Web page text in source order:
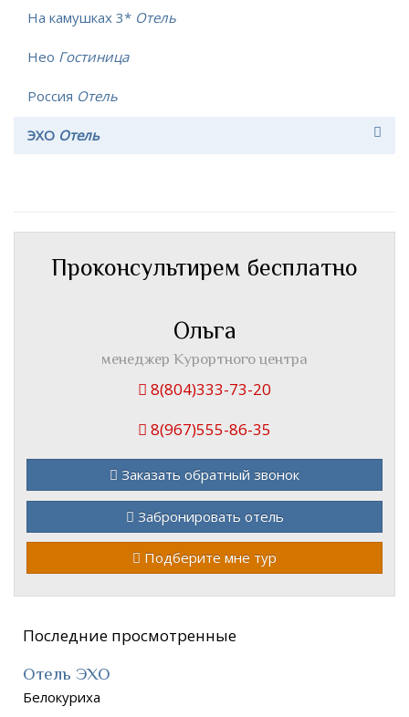
На камушках 3* Отель
Нео Гостиница
Россия Отель
ЭХО Отель
Проконсультирем бесплатно
Ольга
менеджер Курортного центра
8(804)333-73-20
8(967)555-86-35
Заказать обратный звонок
Забронировать отель
Подберите мне тур
Последние просмотренные
Отель ЭХО
Белокуриха